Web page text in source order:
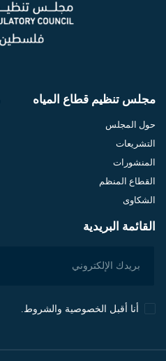
مجلس تنظيم قطاع المياه
حول المجلس
التشريعات
المنشورات
القطاع المنظم
الشكاوى
القائمة البريدية
أنا أقبل الخصوصية والشروط.